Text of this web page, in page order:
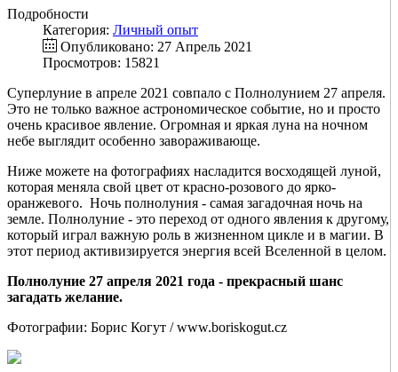
Подробности
Категория: Личный опыт
Опубликовано: 27 Апрель 2021
Просмотров: 15821
Суперлуние в апреле 2021 совпало с Полнолунием 27 апреля.
Это не только важное астрономическое событие, но и просто
очень красивое явление. Огромная и яркая луна на ночном
небе выглядит особенно завораживающе.
Ниже можете на фотографиях насладится восходящей луной,
которая меняла свой цвет от красно-розового до ярко-
оранжевого. Ночь полнолуния - самая загадочная ночь на
земле. Полнолуние - это переход от одного явления к другому,
который играл важную роль в жизненном цикле и в магии. В
этот период активизируется энергия всей Вселенной в целом.
Полнолуние 27 апреля 2021 года - прекрасный шанс
загадать желание.
Фотографии: Борис Когут / www.boriskogut.cz